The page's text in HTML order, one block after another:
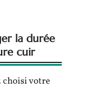
la durée
cuir
choisi votre